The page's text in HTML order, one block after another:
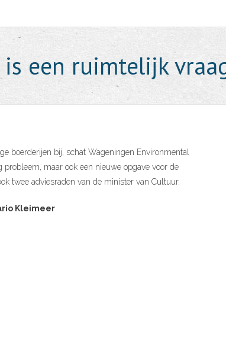
een ruimtelijk
boerderijen bij, schat Wageningen Environmental
probleem, maar ook een nieuwe opgave voor de
twee adviesraden van de minister van Cultuur.
Kleimeer